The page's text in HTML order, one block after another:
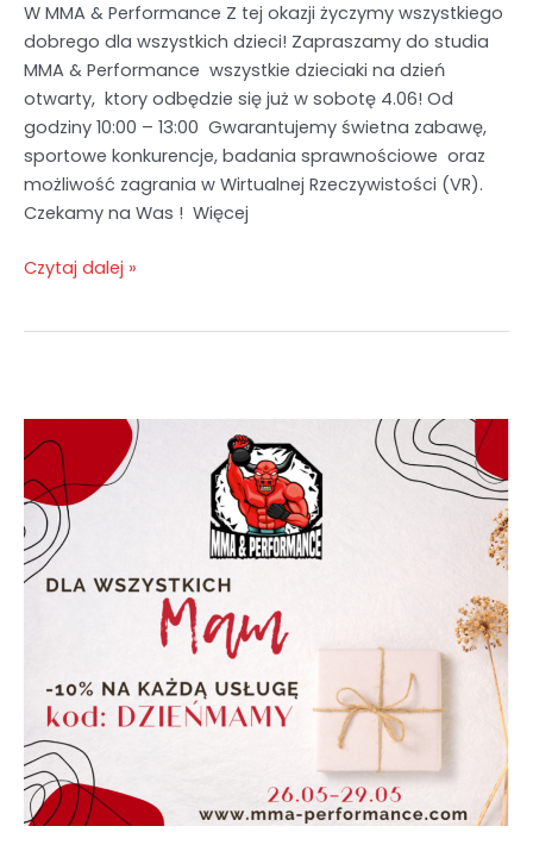
W MMA & Performance Z tej okazji życzymy wszystkiego
dobrego dla wszystkich dzieci! Zapraszamy do studia
MMA & Performance wszystkie dzieciaki na dzień
otwarty, ktory odbędzie się już w sobotę 4.06! Od
godziny 10:00 – 13:00 Gwarantujemy świetna zabawę,
sportowe konkurencje, badania sprawnościowe oraz
możliwość zagrania w Wirtualnej Rzeczywistości (VR).
Czekamy na Was ! Więcej
Czytaj dalej »
mamy!